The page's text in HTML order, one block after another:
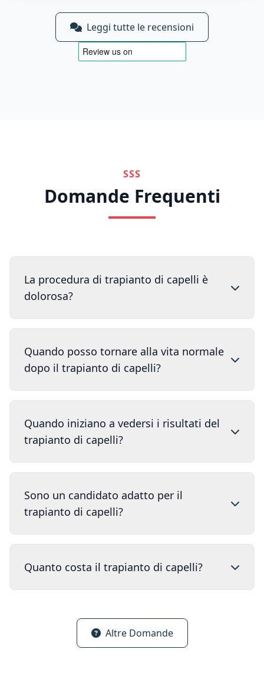
Leggi tutte le recensioni
SSS
Domande Frequenti
La procedura di trapianto di capelli è
dolorosa?
Quando posso tornare alla vita normale
dopo il trapianto di capelli?
Quando iniziano a vedersi i risultati del
trapianto di capelli?
Sono un candidato adatto per il
trapianto di capelli?
Quanto costa il trapianto di capelli?
Altre Domande